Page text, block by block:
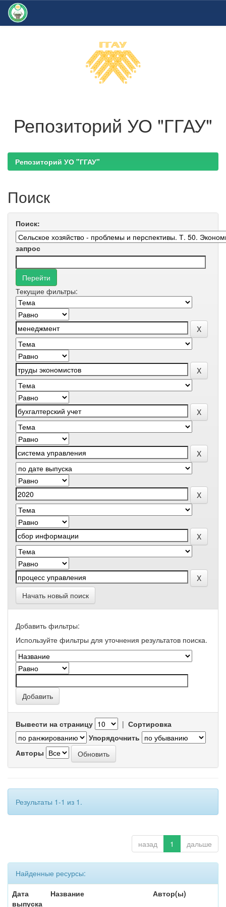
Репозиторий УО "ГГАУ"
Репозиторий УО "ГГАУ"
Поиск
Поиск:
запрос
Текущие фильтры:
Начать новый поиск
Добавить фильтры:
Используйте фильтры для уточнения результатов поиска.
Вывести на страницу | Сортировка
Упорядочнить
Авторы
Результаты 1-1 из 1.
назад 1 дальше
Найденные ресурсы:
Дата
выпуска
Название Автор(ы)